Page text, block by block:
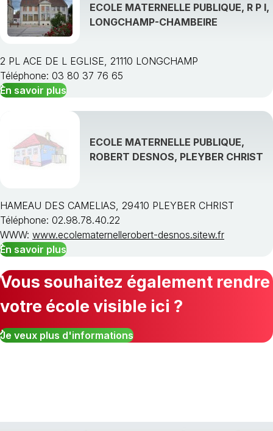
ECOLE MATERNELLE PUBLIQUE, R P I,
LONGCHAMP-CHAMBEIRE
2 PL ACE DE L EGLISE, 21110 LONGCHAMP
Téléphone: 03 80 37 76 65
En savoir plus
ECOLE MATERNELLE PUBLIQUE,
ROBERT DESNOS, PLEYBER CHRIST
HAMEAU DES CAMELIAS, 29410 PLEYBER CHRIST
Téléphone: 02.98.78.40.22
WWW: www.ecolematernellerobert-desnos.sitew.fr
En savoir plus
Vous souhaitez également rendre
votre école visible ici ?
Je veux plus d'informations